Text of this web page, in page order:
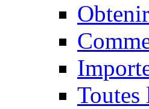
Toutes